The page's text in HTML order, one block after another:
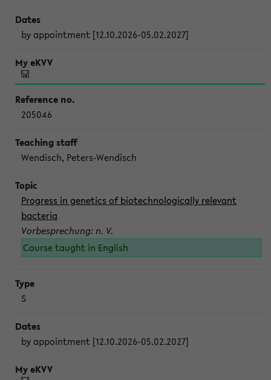
by appointment [12.10.2026-05.02.2027]
205046
Wendisch, Peters-Wendisch
Progress in genetics of biotechnologically relevant
bacteria
Vorbesprechung: n. V.
Course taught in English
S
by appointment [12.10.2026-05.02.2027]